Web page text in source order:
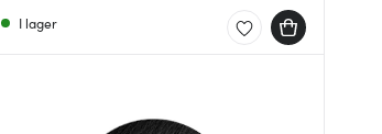
I lager